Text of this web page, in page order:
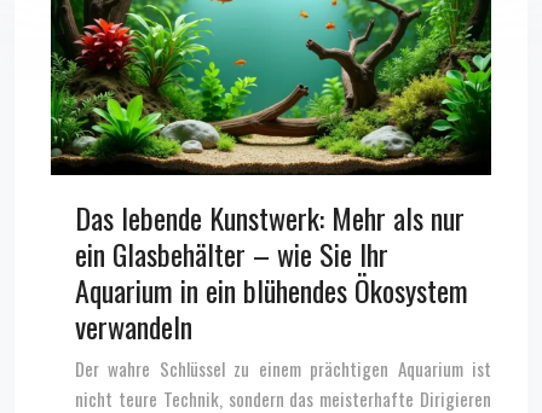
Das lebende Kunstwerk: Mehr als nur
ein Glasbehälter – wie Sie Ihr
Aquarium in ein blühendes Ökosystem
verwandeln
Der wahre Schlüssel zu einem prächtigen Aquarium ist
nicht teure Technik, sondern das meisterhafte Dirigieren